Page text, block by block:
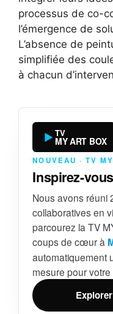
processus de co-
l’émergence de
L’absence de
simplifiée des
à chacun
TV
MY ART BOX
NOUVEAU · TV
Inspirez-
Nous avons réuni
collaboratives en
parcourez la TV
coups de cœur à
automatiquement
mesure pour